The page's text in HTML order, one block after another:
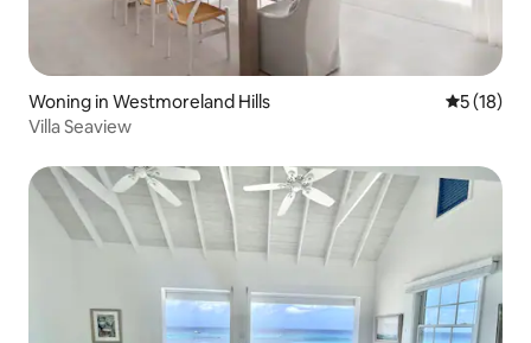
Woning in Westmoreland Hills
5 (18)
Villa Seaview